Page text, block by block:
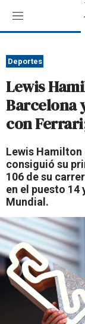
M
e
ú
Deportes
Lewis
Barcelona
con
Lewis Hamilton
consiguió su
106 de su
en el puesto
Mundial.